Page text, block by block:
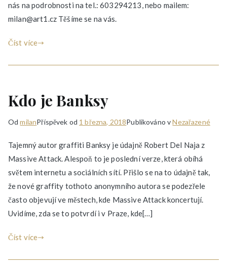
nás na podrobnosti na tel.: 603294213, nebo mailem:
milan@art1.cz Těšíme se na vás.
Číst více
Kdo je Banksy
OdmilanPříspěvek od 1 března, 2018Publikováno vNezařazené
Tajemný autor graffiti Banksy je údajně Robert Del Naja z
Massive Attack. Alespoň to je poslední verze, která obíhá
světem internetu a sociálních sítí. Přišlo se na to údajně tak,
že nové graffity tothoto anonymního autora se podezřele
často objevují ve městech, kde Massive Attack koncertují.
Uvidíme, zda se to potvrdí i v Praze, kde[…]
Číst více